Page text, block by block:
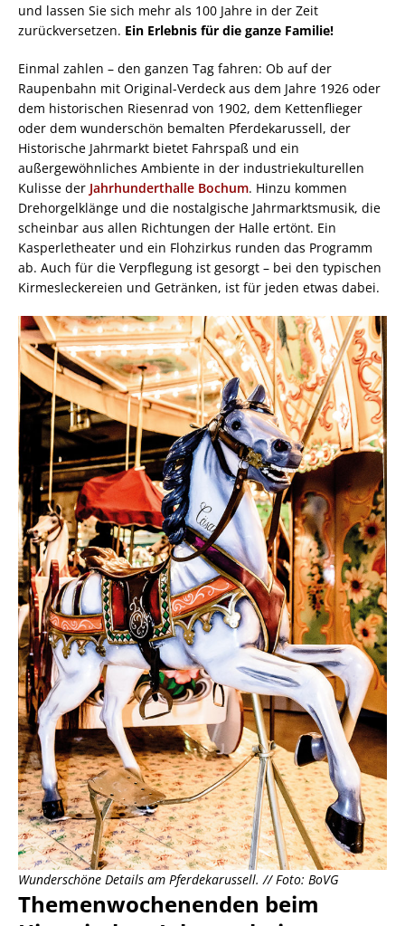
und lassen Sie sich mehr als 100 Jahre in der Zeit
zurückversetzen. Ein Erlebnis für die ganze Familie!
Einmal zahlen – den ganzen Tag fahren: Ob auf der
Raupenbahn mit Original-Verdeck aus dem Jahre 1926 oder
dem historischen Riesenrad von 1902, dem Kettenflieger
oder dem wunderschön bemalten Pferdekarussell, der
Historische Jahrmarkt bietet Fahrspaß und ein
außergewöhnliches Ambiente in der industriekulturellen
Kulisse der Jahrhunderthalle Bochum. Hinzu kommen
Drehorgelklänge und die nostalgische Jahrmarktsmusik, die
scheinbar aus allen Richtungen der Halle ertönt. Ein
Kasperletheater und ein Flohzirkus runden das Programm
ab. Auch für die Verpflegung ist gesorgt – bei den typischen
Kirmesleckereien und Getränken, ist für jeden etwas dabei.
Wunderschöne Details am Pferdekarussell. // Foto: BoVG
Themenwochenenden beim